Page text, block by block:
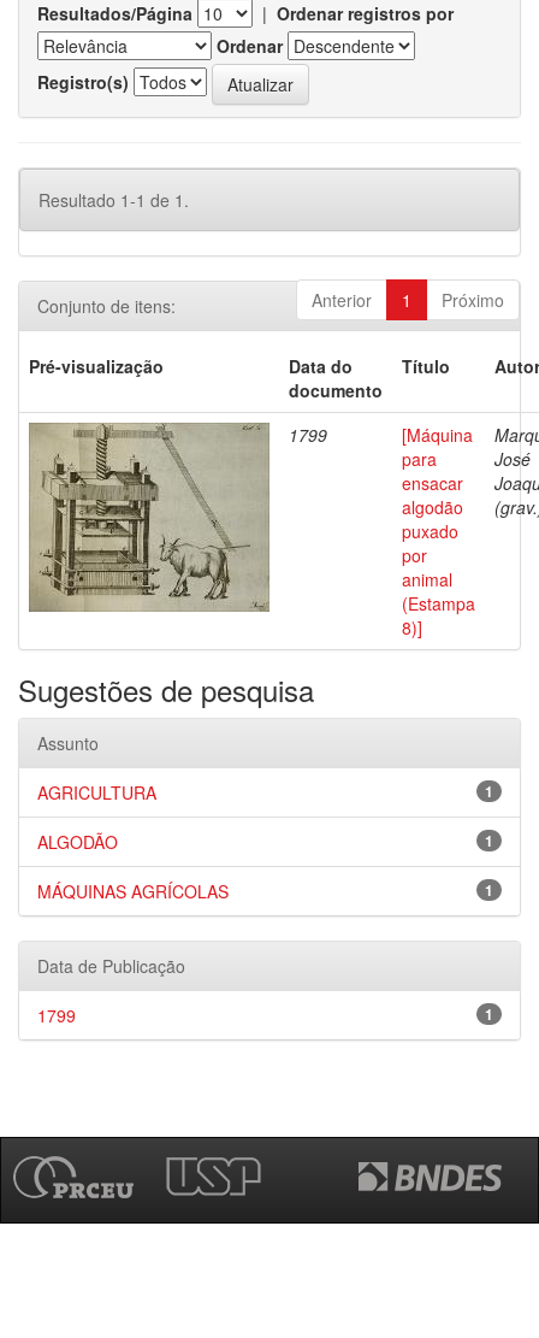
Resultados/Página | Ordenar registros por
Ordenar
Registro(s)
Resultado 1-1 de 1.
Anterior 1 Próximo
Conjunto de itens:
Pré-visualização
Data do
documento
Título
1799
[Máquina
para
ensacar
algodão
puxado
por
animal
(Estampa
8)]
José
Sugestões de pesquisa
Assunto
1
AGRICULTURA
1
ALGODÃO
1
MÁQUINAS AGRÍCOLAS
Data de Publicação
1
1799